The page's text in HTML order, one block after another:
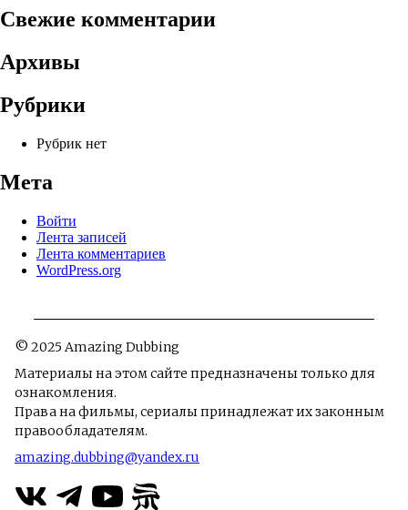
Свежие комментарии
Архивы
Рубрики
Рубрик нет
Мета
Войти
Лента записей
Лента комментариев
WordPress.org
© 2025 Amazing Dubbing
Материалы на этом сайте предназначены только для
ознакомления.
Права на фильмы, сериалы принадлежат их законным
правообладателям.
amazing.dubbing@yandex.ru